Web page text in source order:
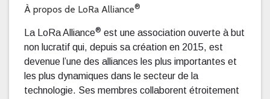
À propos de LoRa Alliance®
La LoRa Alliance® est une association ouverte à but
non lucratif qui, depuis sa création en 2015, est
devenue l’une des alliances les plus importantes et
les plus dynamiques dans le secteur de la
technologie. Ses membres collaborent étroitement